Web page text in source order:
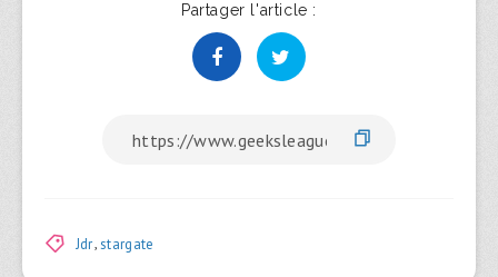
Partager l'article :
Jdr,stargate